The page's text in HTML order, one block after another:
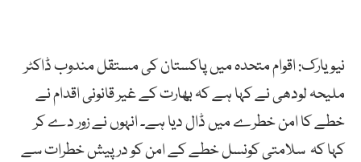
نیویارک: اقوام متحدہ میں پاکستان کی مستقل مندوب ڈاکٹر
ملیحہ لودھی نے کہا ہے کہ بھارت کے غیر قانونی اقدام نے
خطے کا امن خطرے میں ڈال دیا ہے۔ انہوں نے زور دے کر
کہا کہ سلامتی کونسل خطے کے امن کو درپیش خطرات سے